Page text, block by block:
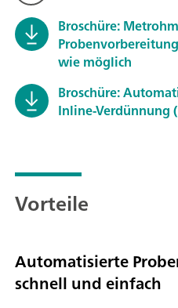
Broschüre:
wie möglich
Broschüre:
Inline-Verdünnung
Vorteile
Automatisierte
schnell und einfach